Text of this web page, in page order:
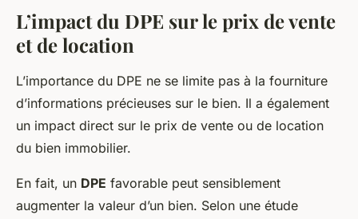
L’impact du DPE sur le prix de vente
et de location
L’importance du DPE ne se limite pas à la fourniture
d’informations précieuses sur le bien. Il a également
un impact direct sur le prix de vente ou de location
du bien immobilier.
En fait, un DPE favorable peut sensiblement
augmenter la valeur d’un bien. Selon une étude